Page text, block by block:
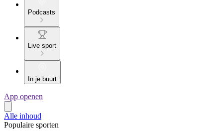
Podcasts
Live sport
In je buurt
App openen
Alle inhoud
Populaire sporten